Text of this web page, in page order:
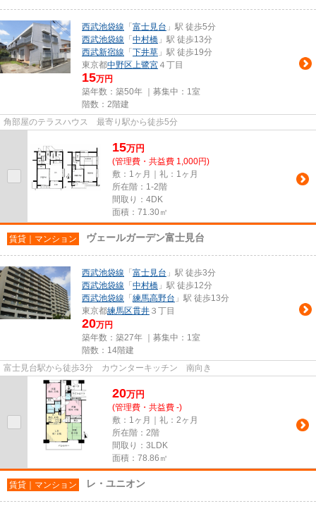
西武池袋線 「 富士見台 」駅 徒歩5分
西武池袋線 「 中村橋 」駅 徒歩13分
西武新宿線 「 下井草 」駅 徒歩19分
東京都中野区上鷺宮 ４丁目
15万円
築年数：築50年 ｜募集中： 1室
階数：2階建
角部屋のテラスハウス 最寄り駅から徒歩5分
15万円
(管理費・共益費 1,000円)
敷：1ヶ月｜礼：1ヶ月
所在階：1-2階
間取り：4DK
面積：71.30㎡
賃貸｜マンション ヴェールガーデン富士見台
西武池袋線 「 富士見台 」駅 徒歩3分
西武池袋線 「 中村橋 」駅 徒歩12分
西武池袋線 「 練馬高野台 」駅 徒歩13分
東京都練馬区貫井 ３丁目
20万円
築年数：築27年 ｜募集中： 1室
階数：14階建
富士見台駅から徒歩3分 カウンターキッチン 南向き
20万円
(管理費・共益費 -)
敷：1ヶ月｜礼：2ヶ月
所在階：2階
間取り：3LDK
面積：78.86㎡
賃貸｜マンション レ・ユニオン